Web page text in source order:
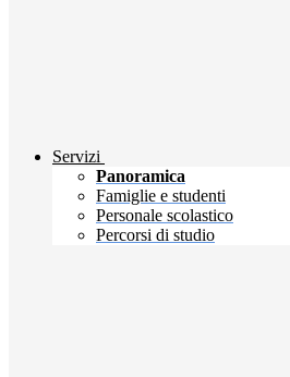
Servizi
Panoramica
Famiglie e studenti
Personale scolastico
Percorsi di studio